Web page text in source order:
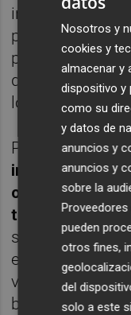
infra inversión
primas.
pasar por alto
que se
los precios o
Por último,
importante
o convicciones
transición
situación en la
estática. No hay
visor los
bancos
Nosotros y
cookies y
almacenar y
dispositivo y
como su
y datos de
anuncios y
anuncios y
sobre la
pueden
otros fines,
del
solo a este